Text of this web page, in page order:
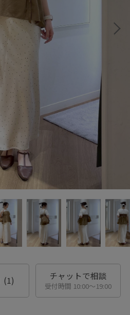
(1) チャットで相談
受付時間 10:00〜19:00